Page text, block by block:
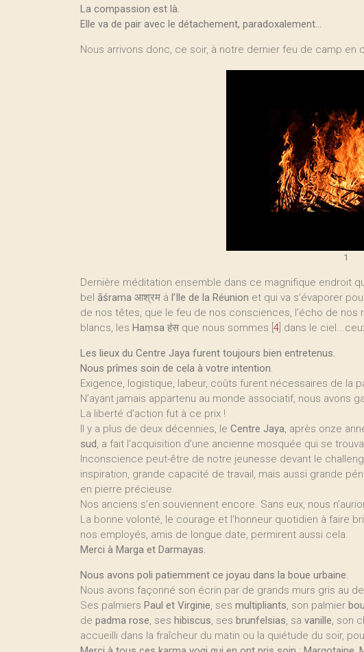
La compassion est là.
Elle va de pair avec le détachement, paradoxalement...
Nous arrivons donc, ce soir, à notre dernier feu de camp en
1
Dernière méditation ensemble dans ce magnifique endroit
bel āśrama आश्रम à l’Ile de la Réunion et qui va s’évaporer
de nos têtes, que le feu de nos consciences, l’écho de
blancs, les Haṃsa हंस que nous sommes 4 dans le
Les lieux du Centre Jaya furent toujours bien entretenus.
Nous prîmes soin de cela à votre intention.
Exigence, logistique, labeur, coûts furent nécessaires de la
N’ayant jamais appartenu au monde associatif, nous avons
La liberté d’action fut à ce prix !
Il y a plus de deux décennies, le Centre Jaya, après onze
sud, a fait l’acquisition d’une ancienne mosquée qui se
Inconscience peut-être de notre jeunesse devant le
inspiration, grande capacité de travail, mais aussi grande
en pierre précieuse.
Nos anciens s’en souviennent encore. Sans eux, nous
La bonne volonté, le courage et l’honneur quotidien à faire
nos employés, amis de longue date, permirent aussi cela.
Merci à Marga et Darmayas.
Nous avons poli patiemment ce joyau dans la boue urbaine.
Nous avons façonné son écrin par de grands murs gris au
Ses palmiers Paul et Virginie, ses multipliants, son palmier
de padma rose, ses hibiscus, ses brunfelsias, sa vanille, son
accueilli dans la fraîcheur du matin ou la quiétude du soir,